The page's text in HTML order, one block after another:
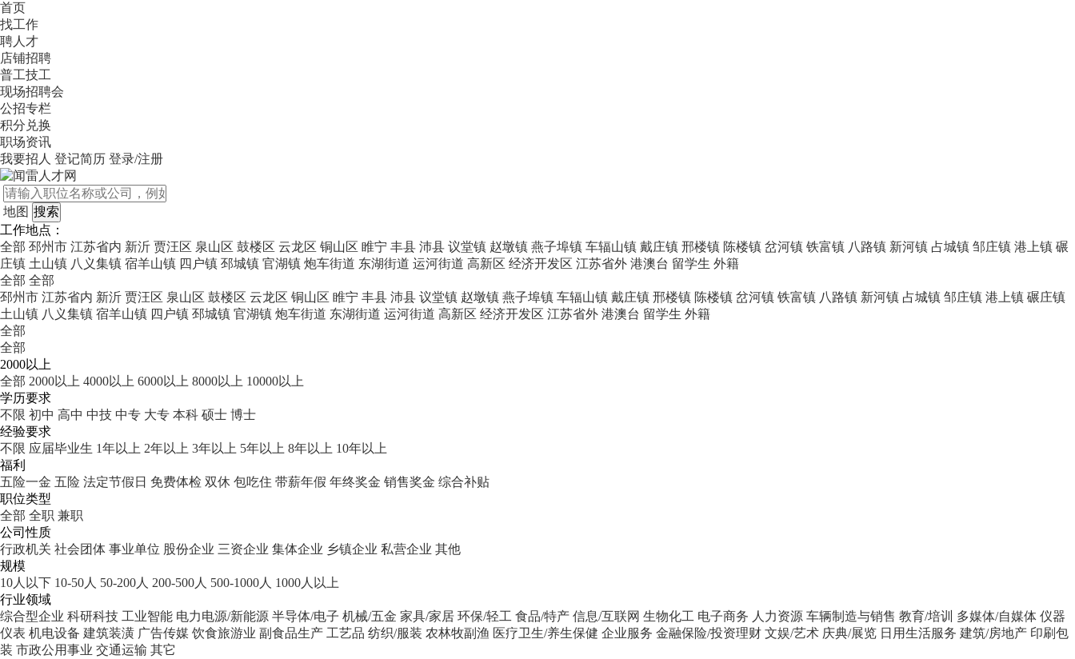
首页
找工作
聘人才
店铺招聘
普工技工
现场招聘会
公招专栏
积分兑换
职场资讯
我要招人 登记简历 登录/注册
地图
工作地点：
全部 邳州市 江苏省内 新沂 贾汪区 泉山区 鼓楼区 云龙区 铜山区 睢宁 丰县 沛县 议堂镇 赵墩镇 燕子埠镇 车辐山镇 戴庄镇 邢楼镇 陈楼镇 岔河镇 铁富镇 八路镇 新河镇 占城镇 邹庄镇 港上镇 碾
庄镇 土山镇 八义集镇 宿羊山镇 四户镇 邳城镇 官湖镇 炮车街道 东湖街道 运河街道 高新区 经济开发区 江苏省外 港澳台 留学生 外籍
全部 全部
邳州市 江苏省内 新沂 贾汪区 泉山区 鼓楼区 云龙区 铜山区 睢宁 丰县 沛县 议堂镇 赵墩镇 燕子埠镇 车辐山镇 戴庄镇 邢楼镇 陈楼镇 岔河镇 铁富镇 八路镇 新河镇 占城镇 邹庄镇 港上镇 碾庄镇
土山镇 八义集镇 宿羊山镇 四户镇 邳城镇 官湖镇 炮车街道 东湖街道 运河街道 高新区 经济开发区 江苏省外 港澳台 留学生 外籍
全部
全部
2000以上
全部 2000以上 4000以上 6000以上 8000以上 10000以上
学历要求
不限 初中 高中 中技 中专 大专 本科 硕士 博士
经验要求
不限 应届毕业生 1年以上 2年以上 3年以上 5年以上 8年以上 10年以上
福利
五险一金 五险 法定节假日 免费体检 双休 包吃住 带薪年假 年终奖金 销售奖金 综合补贴
职位类型
全部 全职 兼职
公司性质
行政机关 社会团体 事业单位 股份企业 三资企业 集体企业 乡镇企业 私营企业 其他
规模
10人以下 10-50人 50-200人 200-500人 500-1000人 1000人以上
行业领域
综合型企业 科研科技 工业智能 电力电源/新能源 半导体/电子 机械/五金 家具/家居 环保/轻工 食品/特产 信息/互联网 生物化工 电子商务 人力资源 车辆制造与销售 教育/培训 多媒体/自媒体 仪器
仪表 机电设备 建筑装潢 广告传媒 饮食旅游业 副食品生产 工艺品 纺织/服装 农林牧副渔 医疗卫生/养生保健 企业服务 金融保险/投资理财 文娱/艺术 庆典/展览 日用生活服务 建筑/房地产 印刷包
装 市政公用事业 交通运输 其它